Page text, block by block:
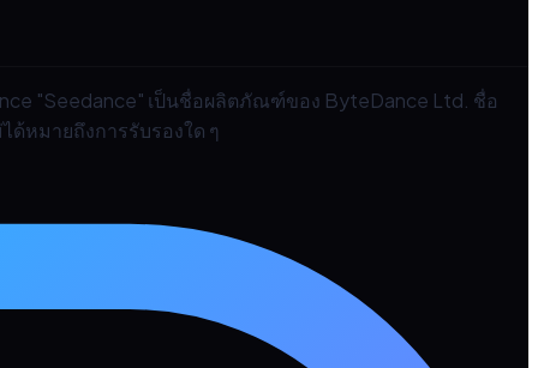
"Seedance" เป็นชื่อผลิตภัณฑ์ของ ByteDance Ltd. ชื่อ
หมายถึงการรับรองใด ๆ